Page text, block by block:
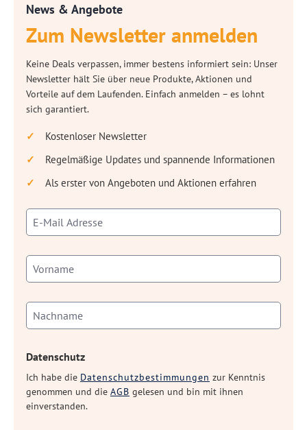
News & Angebote
Zum Newsletter anmelden
Keine Deals verpassen, immer bestens informiert sein: Unser
Newsletter hält Sie über neue Produkte, Aktionen und
Vorteile auf dem Laufenden. Einfach anmelden – es lohnt
sich garantiert.
Kostenloser Newsletter
Regelmäßige Updates und spannende Informationen
Als erster von Angeboten und Aktionen erfahren
Datenschutz
Ich habe die Datenschutzbestimmungen zur Kenntnis
genommen und die AGB gelesen und bin mit ihnen
einverstanden.